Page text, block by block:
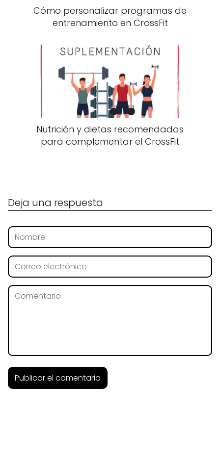
Cómo personalizar programas de
entrenamiento en CrossFit
Nutrición y dietas recomendadas
para complementar el CrossFit
Deja una respuesta